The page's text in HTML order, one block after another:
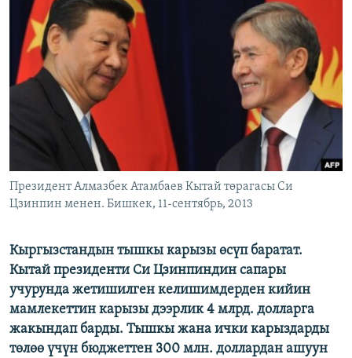
ЭЖЕ-СИҢДИЛЕР
АЗАТТЫК+
ЫҢГАЙСЫЗ СУРООЛОР
ОНЛАЙН ШЕРИНЕ
ЭЕ/АРнун бардык сайттары
Президент Алмазбек Атамбаев Кытай төрагасы Си
Цзинпин менен. Бишкек, 11-сентябрь, 2013
Кыргызстандын тышкы карызы өсүп баратат.
Кытай президенти Си Цзинпиндин сапары
учурунда жетишилген келишимдерден кийин
мамлекеттин карызы дээрлик 4 млрд. долларга
жакындап барды. Тышкы жана ички карыздарды
төлөө үчүн бюджеттен 300 млн. доллардан ашуун